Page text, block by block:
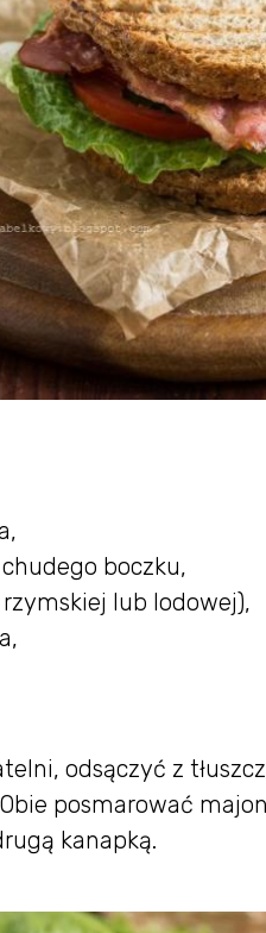
boczku,
lub lodowej),
odsączyć z
posmarować
kanapką.